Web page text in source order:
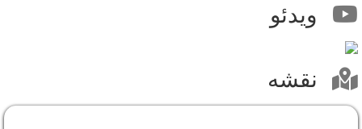
ویدئو
نقشه